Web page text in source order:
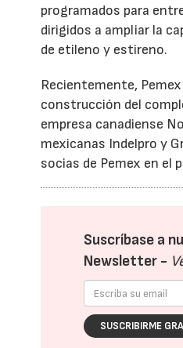
programados para
dirigidos a ampliar la
de etileno y estireno.
Recientemente,
construcción del
empresa canadiense
mexicanas Indelpro y
socias de Pemex en el
Suscríbase a
Newsletter -
SUSCRIBIRME